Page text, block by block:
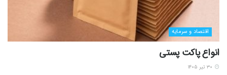
اقتصاد و سرمایه
انواع پاکت پستی